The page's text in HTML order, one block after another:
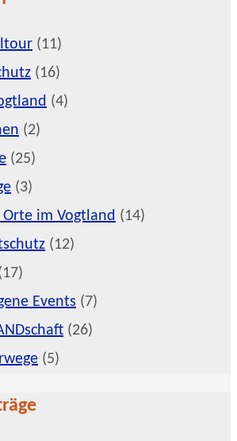
(11)
(16)
(4)
(2)
(25)
(3)
Orte im Vogtland (14)
(12)
Events (7)
(26)
(5)